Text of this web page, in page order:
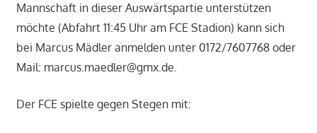
Mannschaft in dieser Auswärtspartie unterstützen
möchte (Abfahrt 11:45 Uhr am FCE Stadion) kann sich
bei Marcus Mädler anmelden unter 0172/7607768 oder
Mail: marcus.maedler@gmx.de.
Der FCE spielte gegen Stegen mit: